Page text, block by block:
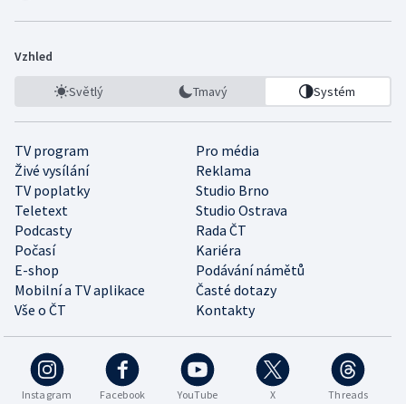
Vzhled
Světlý Tmavý Systém
TV program
Pro média
Živé vysílání
Reklama
TV poplatky
Studio Brno
Teletext
Studio Ostrava
Podcasty
Rada ČT
Počasí
Kariéra
E-shop
Podávání námětů
Mobilní a TV aplikace
Časté dotazy
Vše o ČT
Kontakty
Instagram Facebook YouTube X Threads